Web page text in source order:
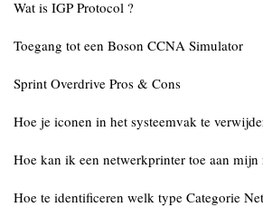
Wat is IGP Protocol ?
Toegang tot een Boson CCNA Simulator
Sprint Overdrive Pros & Cons
Hoe je iconen in het systeemvak te
Hoe kan ik een netwerkprinter toe aan mijn
Hoe te identificeren welk type Categorie